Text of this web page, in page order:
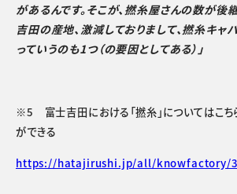
があるんです。そこが、撚糸屋さんの数が
吉田の産地、激減しておりまして、撚糸キャ
っていうのも1つ（の要因としてある）」
※5 富士吉田における「撚糸」についてはこち
ができる
https://hatajirushi.jp/all/knowfactory/